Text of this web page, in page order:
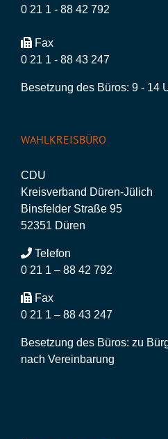
0 21 1 - 88 42 792
Fax
0 21 1 - 88 43 247
Besetzung des Büros: 9 - 14
WAHLKREISBÜRO
CDU
Kreisverband Düren-Jülich
Binsfelder Straße 95
52351 Düren
Telefon
0 21 1 – 88 42 792
Fax
0 21 1 – 88 43 247
Besetzung des Büros: zu
nach Vereinbarung